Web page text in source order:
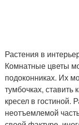
Растения в
Комнатные цветы
подоконниках. Их
тумбочках, ставить
кресел в гостиной.
неотъемлемой